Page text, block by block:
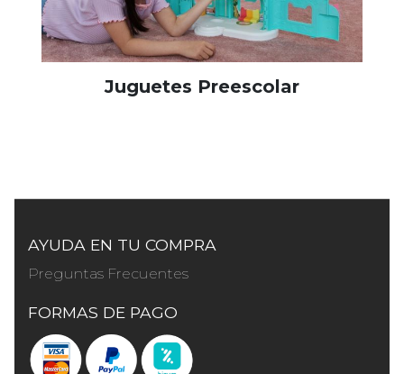
Juguetes Preescolar
AYUDA EN TU COMPRA
Preguntas Frecuentes
FORMAS DE PAGO